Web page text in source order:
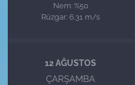
Nem: %50
Rüzgar: 6.31 m/s
12 AĞUSTOS
ÇARŞAMBA